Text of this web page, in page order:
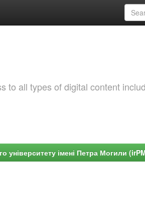
to all types of digital content
університету імені Петра Могили